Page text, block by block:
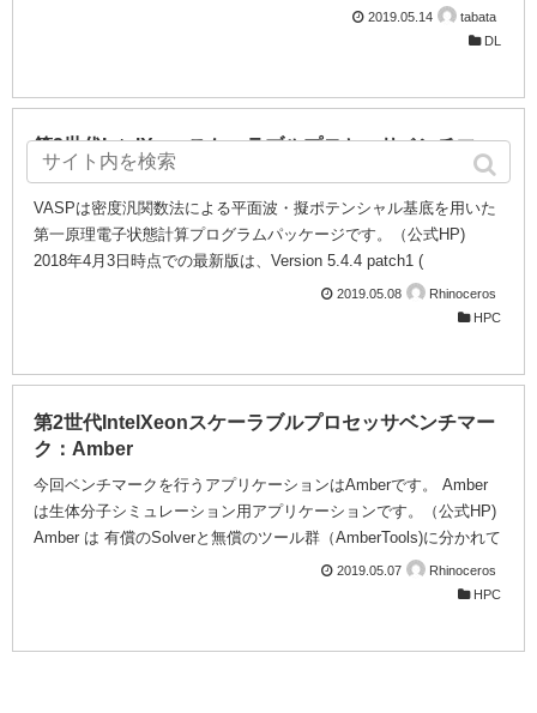
2019.05.14
tabata
DL
第2世代IntelXeonスケーラブルプロセッサベンチマー
ク：VASP
VASPは密度汎関数法による平面波・擬ポテンシャル基底を用いた
第一原理電子状態計算プログラムパッケージです。（公式HP)
2018年4月3日時点での最新版は、Version 5.4.4 patch1 (
patch.5.4.4.16052018 ) となります。 今回のベンチマーク環境は以
下となります。 第２世代環境 （第2世代インテルXeonスケーラブ
2 Xeon G...
2019.05.08
Rhinoceros
HPC
第2世代IntelXeonスケーラブルプロセッサベンチマー
ク：Amber
今回ベンチマークを行うアプリケーションはAmberです。 Amber
は生体分子シミュレーション用アプリケーションです。（公式HP)
Amber は 有償のSolverと無償のツール群（AmberTools)に分かれて
おり、SolverのビルドにはAmberToolsのビルドも必要になりま
2019.05.07
Rhinoceros
HPC